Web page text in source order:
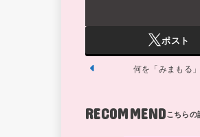
ポスト
何を「みまもる
RECOMMEND